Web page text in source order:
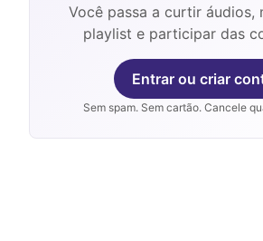
Você passa a curtir áudios,
playlist e participar das
Entrar ou criar
Sem spam. Sem cartão. Cancele